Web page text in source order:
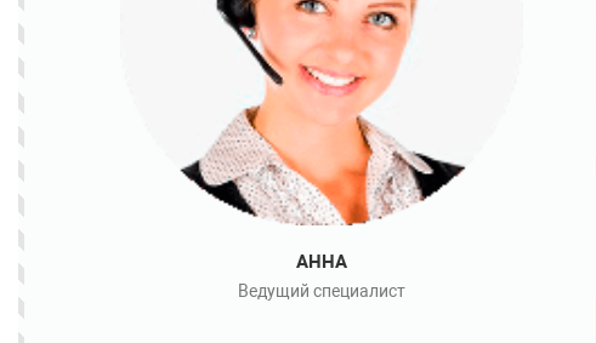
АННА
Ведущий специалист